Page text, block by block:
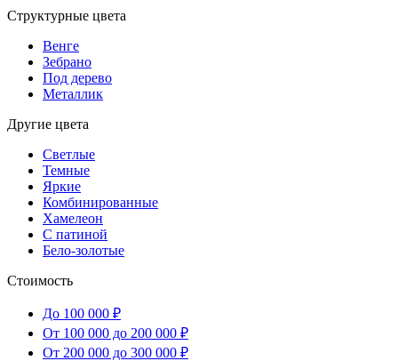
Структурные цвета
Венге
Зебрано
Под дерево
Металлик
Другие цвета
Светлые
Темные
Яркие
Комбинированные
Хамелеон
С патиной
Бело-золотые
Стоимость
До 100 000 ₽
От 100 000 до 200 000 ₽
От 200 000 до 300 000 ₽